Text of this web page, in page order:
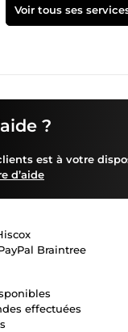
Voir tous ses
?
est à votre
d’aide
Braintree
effectuées